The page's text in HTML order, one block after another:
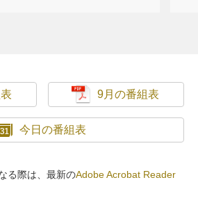
9月の番組表
今日の番組表
る際は、最新のAdobe Acrobat Reader